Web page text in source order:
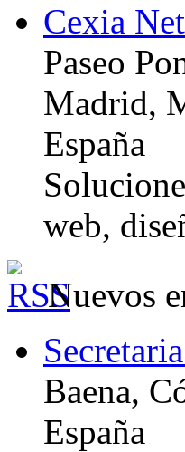
Cexia
Paseo
Madrid,
España
web,
Nuevos
Baena,
España